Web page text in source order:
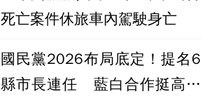
死亡案件休旅車內駕駛身亡
國民黨2026布局底定！提名6
縣市長連任 藍白合作挺高虹